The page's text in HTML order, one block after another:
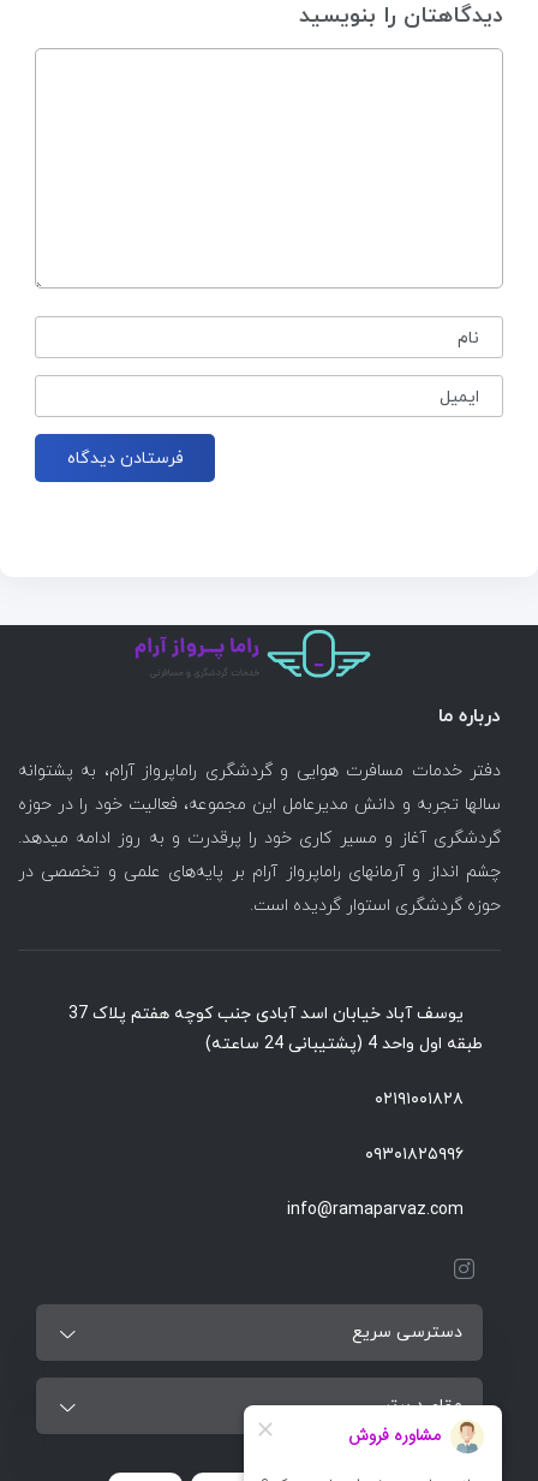
دیدگاهتان را بنویسید
نام
ایمیل
درباره ما
دفتر خدمات مسافرت هوایی و گردشگری راماپرواز آرام، به پشتوانه
سالها تجربه و دانش مدیرعامل این مجموعه، فعالیت خود را در حوزه
گردشگری آغاز و مسیر کاری خود را پرقدرت و به روز ادامه میدهد.
چشم انداز و آرمانهای راماپرواز آرام بر پایه‌های علمی و تخصصی در
حوزه گردشگری استوار گردیده است.
یوسف آباد خیابان اسد آبادی جنب کوچه هفتم پلاک 37
طبقه اول واحد 4 (پشتیبانی 24 ساعته)
۰۲۱۹۱۰۰۱۸۲۸
۰۹۳۰۱۸۲۵۹۹۶
info@ramaparvaz.com
دسترسی سریع
مقاصد برتر